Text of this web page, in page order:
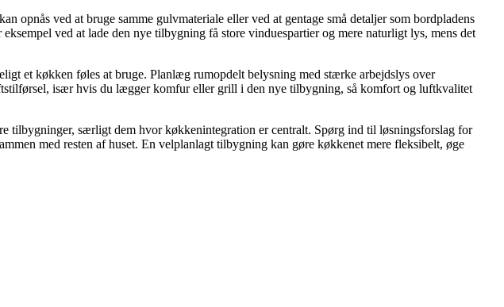
opnås ved at bruge samme gulvmateriale eller ved at gentage små detaljer som bordpladens
ved at lade den nye tilbygning få store vinduespartier og mere naturligt lys, mens det
et køkken føles at bruge. Planlæg rumopdelt belysning med stærke arbejdslys over
især hvis du lægger komfur eller grill i den nye tilbygning, så komfort og luftkvalitet
tilbygninger, særligt dem hvor køkkenintegration er centralt. Spørg ind til løsningsforslag for
med resten af huset. En velplanlagt tilbygning kan gøre køkkenet mere fleksibelt, øge